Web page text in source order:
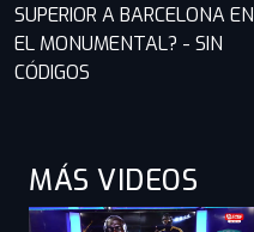
SUPERIOR A BARCELONA EN
EL MONUMENTAL? - SIN
CÓDIGOS
MÁS VIDEOS